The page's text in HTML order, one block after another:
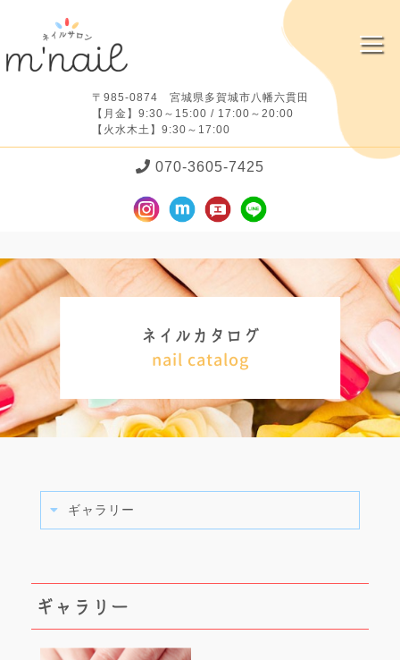
〒985-0874 宮城県多賀城市八幡六貫田
【月金】9:30～15:00 / 17:00～20:00
【火水木土】9:30～17:00
070-3605-7425
ネ イ ル カ タ ロ グ
nail catalog
ギャラリー
ギャラリー